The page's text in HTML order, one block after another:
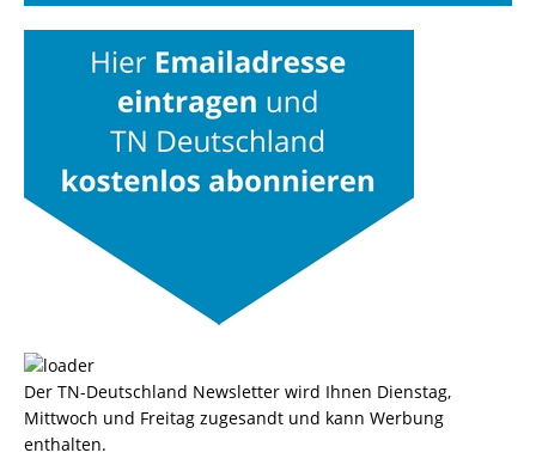
Der TN-Deutschland Newsletter wird Ihnen Dienstag,
Mittwoch und Freitag zugesandt und kann Werbung
enthalten.